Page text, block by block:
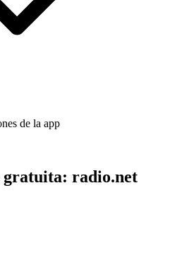
de la app
gratuita: radio.net